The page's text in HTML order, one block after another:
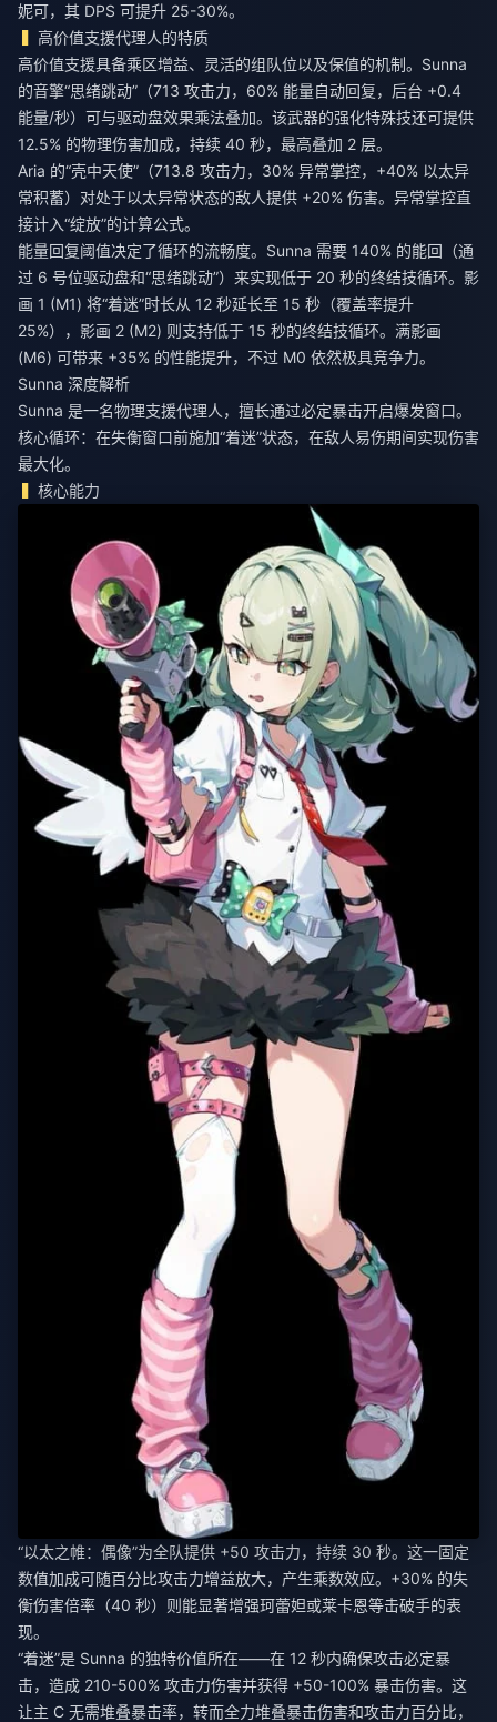
妮可，其 DPS 可提升 25-30%。
高价值支援代理人的特质
高价值支援具备乘区增益、灵活的组队位以及保值的机制。Sunna
的音擎“思绪跳动”（713 攻击力，60% 能量自动回复，后台 +0.4
能量/秒）可与驱动盘效果乘法叠加。该武器的强化特殊技还可提供
12.5% 的物理伤害加成，持续 40 秒，最高叠加 2 层。
Aria 的“壳中天使”（713.8 攻击力，30% 异常掌控，+40% 以太异
常积蓄）对处于以太异常状态的敌人提供 +20% 伤害。异常掌控直
接计入“绽放”的计算公式。
能量回复阈值决定了循环的流畅度。Sunna 需要 140% 的能回（通
过 6 号位驱动盘和“思绪跳动”）来实现低于 20 秒的终结技循环。影
画 1 (M1) 将“着迷”时长从 12 秒延长至 15 秒（覆盖率提升
25%），影画 2 (M2) 则支持低于 15 秒的终结技循环。满影画
(M6) 可带来 +35% 的性能提升，不过 M0 依然极具竞争力。
Sunna 深度解析
Sunna 是一名物理支援代理人，擅长通过必定暴击开启爆发窗口。
核心循环：在失衡窗口前施加“着迷”状态，在敌人易伤期间实现伤害
最大化。
核心能力
“以太之帷：偶像”为全队提供 +50 攻击力，持续 30 秒。这一固定
数值加成可随百分比攻击力增益放大，产生乘数效应。+30% 的失
衡伤害倍率（40 秒）则能显著增强珂蕾妲或莱卡恩等击破手的表
现。
“着迷”是 Sunna 的独特价值所在——在 12 秒内确保攻击必定暴
击，造成 210-500% 攻击力伤害并获得 +50-100% 暴击伤害。这
让主 C 无需堆叠暴击率，转而全力堆叠暴击伤害和攻击力百分比，